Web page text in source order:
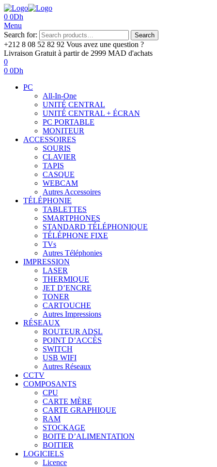
0 0Dh
Menu
Search for:
Search
+212 8 08 52 82 92‬ Vous avez une question ?
Livraison Gratuit à partir de 2999 MAD d'achats
0
0 0Dh
PC
All-In-One
UNITÉ CENTRAL
UNITÉ CENTRAL + ÉCRAN
PC PORTABLE
MONITEUR
ACCESSOIRES
SOURIS
CLAVIER
TAPIS
CASQUE
WEBCAM
Autres Accessoires
TÉLÉPHONIE
TABLETTES
SMARTPHONES
STANDARD TÉLÉPHONIQUE
TÉLÉPHONE FIXE
TVs
Autres Téléphonies
IMPRESSION
LASER
THERMIQUE
JET D’ENCRE
TONER
CARTOUCHE
Autres Impressions
RÉSEAUX
ROUTEUR ADSL
POINT D’ACCÈS
SWITCH
USB WIFI
Autres Réseaux
CCTV
COMPOSANTS
CPU
CARTE MÈRE
CARTE GRAPHIQUE
RAM
STOCKAGE
BOITE D’ALIMENTATION
BOITIER
LOGICIELS
Licence